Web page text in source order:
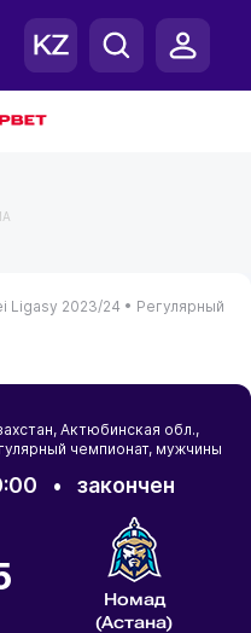
Ligasy 2023/24 • Регулярный
, Актюбинская обл.,
чемпионат, мужчины
• закончен
Номад
(Астана)